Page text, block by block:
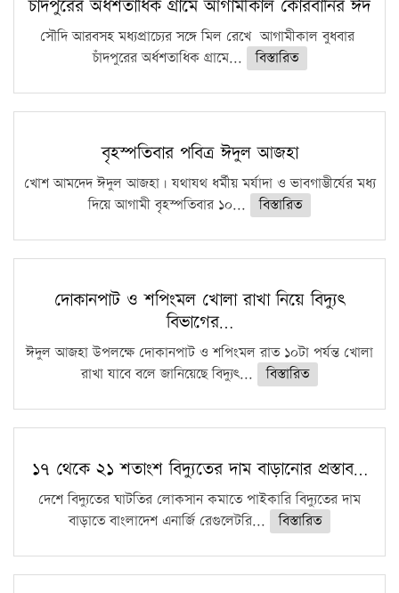
চাঁদপুরের অর্ধশতাধিক গ্রামে আগামীকাল কোরবানির ঈদ
সৌদি আরবসহ মধ্যপ্রাচ্যের সঙ্গে মিল রেখে আগামীকাল বুধবার
চাঁদপুরের অর্ধশতাধিক গ্রামে...
বিস্তারিত
বৃহস্পতিবার পবিত্র ঈদুল আজহা
খোশ আমদেদ ঈদুল আজহা। যথাযথ ধর্মীয় মর্যাদা ও ভাবগাম্ভীর্যের মধ্য
দিয়ে আগামী বৃহস্পতিবার ১০...
বিস্তারিত
দোকানপাট ও শপিংমল খোলা রাখা নিয়ে বিদ্যুৎ
বিভাগের…
ঈদুল আজহা উপলক্ষে দোকানপাট ও শপিংমল রাত ১০টা পর্যন্ত খোলা
রাখা যাবে বলে জানিয়েছে বিদ্যুৎ...
বিস্তারিত
১৭ থেকে ২১ শতাংশ বিদ্যুতের দাম বাড়ানোর প্রস্তাব…
দেশে বিদ্যুতের ঘাটতির লোকসান কমাতে পাইকারি বিদ্যুতের দাম
বাড়াতে বাংলাদেশ এনার্জি রেগুলেটরি...
বিস্তারিত